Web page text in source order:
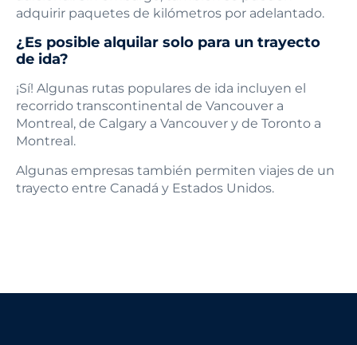
adquirir paquetes de kilómetros por adelantado.
¿Es posible alquilar solo para un trayecto
de ida?
¡Sí! Algunas rutas populares de ida incluyen el
recorrido transcontinental de Vancouver a
Montreal, de Calgary a Vancouver y de Toronto a
Montreal.
Algunas empresas también permiten viajes de un
trayecto entre Canadá y Estados Unidos.